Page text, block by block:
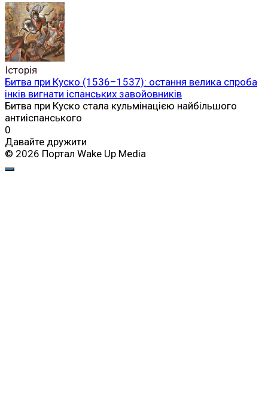
Історія
Битва при Куско (1536–1537): остання велика спроба
інків вигнати іспанських завойовників
Битва при Куско стала кульмінацією найбільшого
антиіспанського
0
Давайте дружити
© 2026 Портал Wake Up Media